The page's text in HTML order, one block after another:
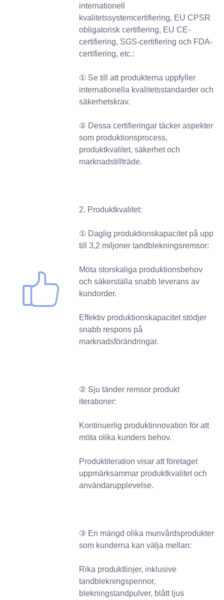
internationell
kvalitetssystemcertifiering, EU CPSR
obligatorisk certifiering, EU CE-
certifiering, SGS-certifiering och FDA-
certifiering, etc.:
① Se till att produkterna uppfyller
internationella kvalitetsstandarder och
säkerhetskrav.
② Dessa certifieringar täcker aspekter
som produktionsprocess,
produktkvalitet, säkerhet och
marknadstillträde.
2. Produktkvalitet:
① Daglig produktionskapacitet på upp
till 3,2 miljoner tandblekningsremsor:
Möta storskaliga produktionsbehov
och säkerställa snabb leverans av
kundorder.
Effektiv produktionskapacitet stödjer
snabb respons på
marknadsförändringar.
② Sju tänder remsor produkt
iterationer:
Kontinuerlig produktinnovation för att
möta olika kunders behov.
Produktiteration visar att företaget
uppmärksammar produktkvalitet och
användarupplevelse.
③ En mängd olika munvårdsprodukter
som kunderna kan välja mellan:
Rika produktlinjer, inklusive
tandblekningspennor,
blekningstandpulver, blått ljus